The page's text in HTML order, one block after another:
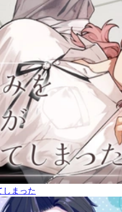
しまった